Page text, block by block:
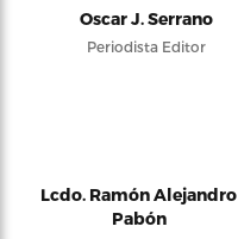
Oscar J. Serrano
Periodista Editor
Lcdo. Ramón Alejandro
Pabón